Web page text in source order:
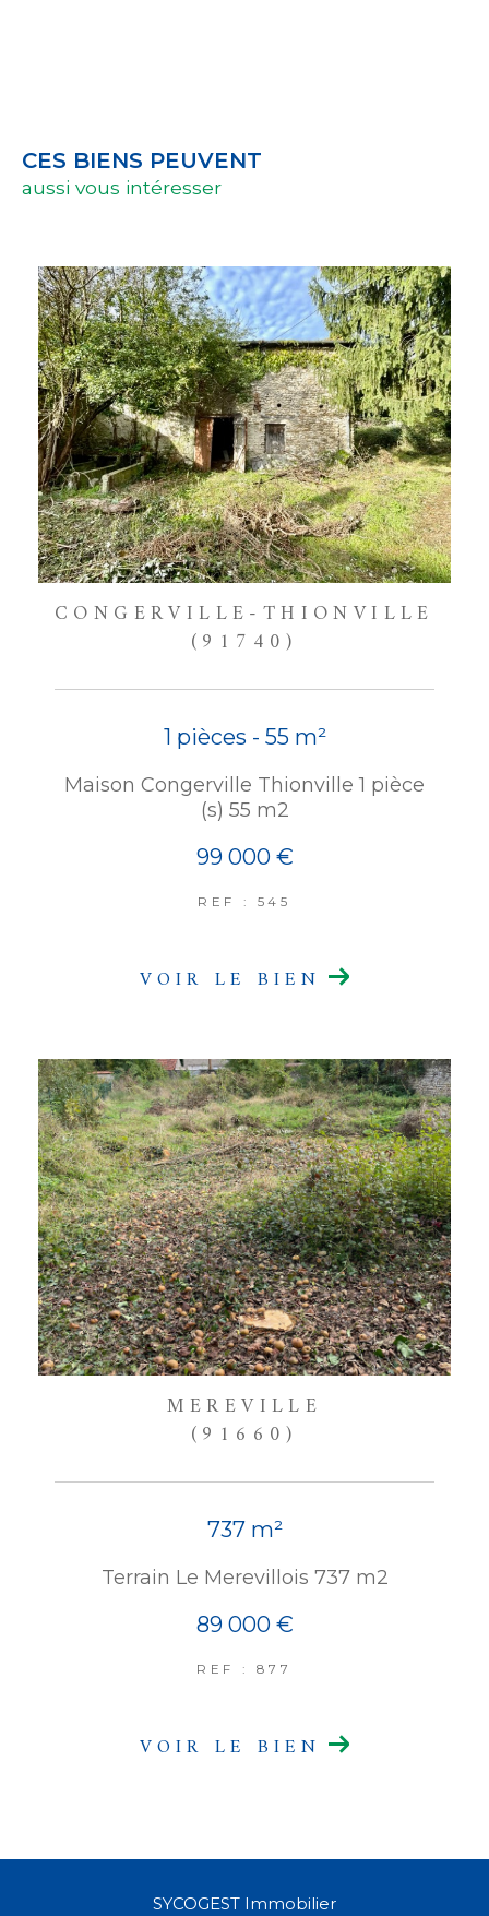
CES BIENS PEUVENT
aussi vous intéresser
CONGERVILLE-THIONVILLE
(91740)
1 pièces - 55 m²
Maison Congerville Thionville 1 pièce
(s) 55 m2
99 000 €
REF : 545
VOIR LE BIEN
MEREVILLE
(91660)
737 m²
Terrain Le Merevillois 737 m2
89 000 €
REF : 877
VOIR LE BIEN
SYCOGEST Immobilier